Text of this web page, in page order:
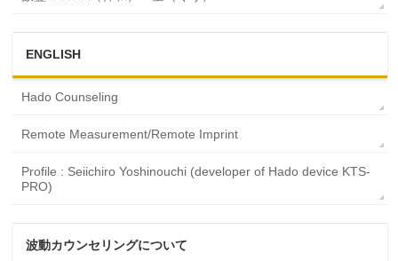
ENGLISH
Hado Counseling
Remote Measurement/Remote Imprint
Profile : Seiichiro Yoshinouchi (developer of Hado device KTS-
PRO)
波動カウンセリングについて